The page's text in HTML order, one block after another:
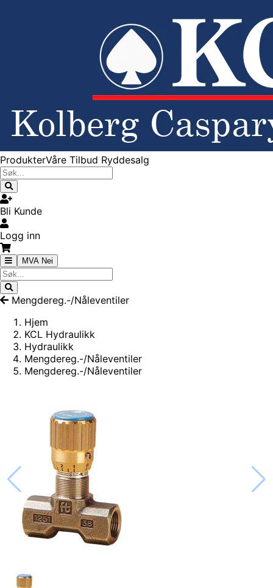
ProdukterVåre Tilbud Ryddesalg
Bli Kunde
Logg inn
MVA Nei
Mengdereg.-/Nåleventiler
Hjem
KCL Hydraulikk
Hydraulikk
Mengdereg.-/Nåleventiler
Mengdereg.-/Nåleventiler